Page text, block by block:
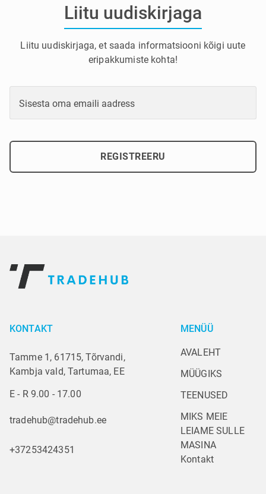
Liitu uudiskirjaga
Liitu uudiskirjaga, et saada informatsiooni kõigi uute
eripakkumiste kohta!
Sisesta oma emaili aadress
REGISTREERU
KONTAKT
Tamme 1, 61715, Tõrvandi,
Kambja vald, Tartumaa, EE
E - R 9.00 - 17.00
tradehub@tradehub.ee
+37253424351
MENÜÜ
AVALEHT
MÜÜGIKS
TEENUSED
MIKS MEIE
LEIAME SULLE
MASINA
Kontakt